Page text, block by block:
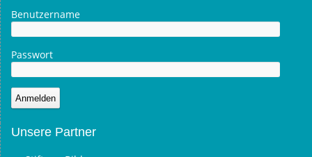
Benutzername
Passwort
Unsere Partner